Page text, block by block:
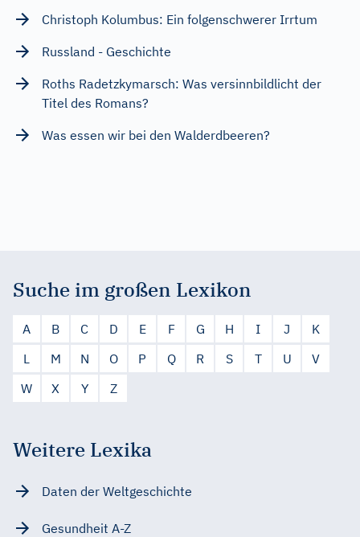
Christoph Kolumbus: Ein folgenschwerer Irrtum
Russland - Geschichte
Roths Radetzkymarsch: Was versinnbildlicht der
Titel des Romans?
Was essen wir bei den Walderdbeeren?
Suche im großen Lexikon
A B C D E F G H I J
K
L
M N O P Q R S T U
V
W
X Y Z
Weitere Lexika
Daten der Weltgeschichte
Gesundheit A-Z